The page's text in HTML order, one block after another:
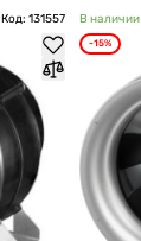
Код: 131557 В наличии
-15%